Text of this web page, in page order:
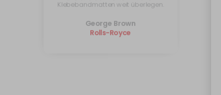
Klebebandmatten weit überlegen.
George Brown
Rolls-Royce